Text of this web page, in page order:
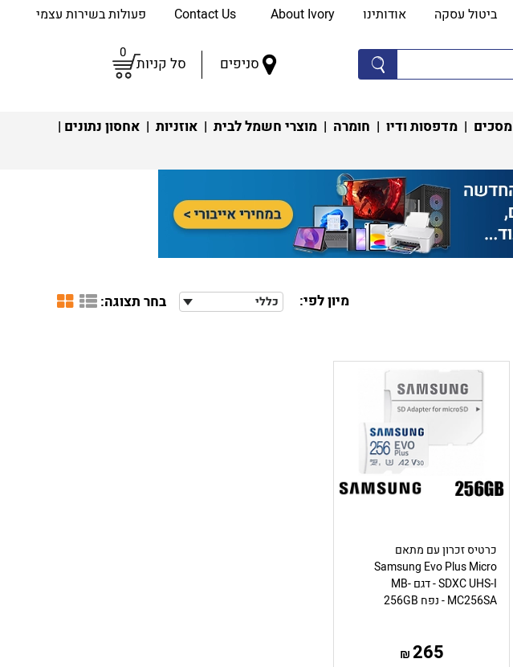
ביטול עסקה אודותינו About Ivory פעולות בשירות עצמי
סניפים סל קניות
0
מסכים | מדפסות ודיו | חומרה | מוצרי חשמל לבית | אוזניות | אחסון נתונים |
מיון לפי: כללי בחר תצוגה:
כרטיס זכרון עם מתאם
Samsung Evo Plus Micro
SDXC UHS-I - דגם MB-
MC256SA - נפח 256GB
265
₪